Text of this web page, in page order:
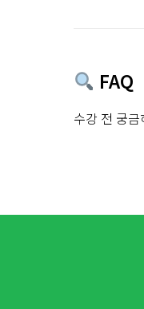
FAQ
수강 전 궁